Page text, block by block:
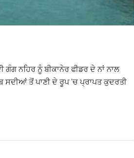
ਨਹਿਰ ਨੂੰ ਬੀਕਾਨੇਰ ਫੀਡਰ ਦੇ ਨਾਂ ਨਾਲ
ਸਦੀਆਂ ਤੋਂ ਪਾਣੀ ਦੇ ਰੂਪ ’ਚ ਪ੍ਰਾਪਤ ਕੁਦਰਤੀ